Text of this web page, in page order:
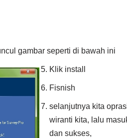
gambar seperti di bawah ini
Klik install
Fisnish
selanjutnya kita
wiranti kita, lalu
dan sukses,